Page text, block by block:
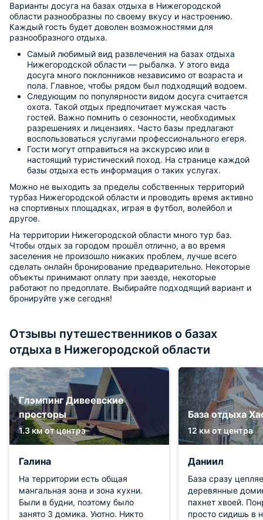
Варианты досуга на базах отдыха в Нижегородской
области разнообразны по своему вкусу и настроению.
Каждый гость будет доволен возможностями для
разнообразного отдыха.
Самый любимый вид развлечения на базах отдыха
Нижегородской области — рыбалка. У этого вида
досуга много поклонников независимо от возраста и
пола. Главное, чтобы рядом был подходящий водоем.
Следующим по популярности видом досуга считается
охота. Такой отдых предпочитает мужская часть
гостей. Важно помнить о сезонности, необходимых
разрешениях и лицензиях. Часто базы предлагают
воспользоваться услугами профессионального егеря.
Гости могут отправиться на экскурсию или в
настоящий туристический поход. На странице каждой
базы отдыха есть информация о таких услугах.
Можно не выходить за пределы собственных территорий
турбаз Нижегородской области и проводить время активно
на спортивных площадках, играя в футбол, волейбол и
другое.
На территории Нижегородской области много тур баз.
Чтобы отдых за городом прошёл отлично, а во время
заселения не произошло никаких проблем, лучше всего
сделать онлайн бронирование предварительно. Некоторые
объекты принимают оплату при заезде, некоторые
работают по предоплате. Выбирайте подходящий вариант и
бронируйте уже сегодня!
Отзывы путешественников о базах
отдыха в Нижегородской области
Глэмпинг Дивеевские
просторы
1.3 км от центра
Галина
На территории есть общая
мангальная зона и зона кухни.
Были в будни, поэтому было
занято 3 домика. Уютно. Никто
База отдыха
12 км от центра
Даниил
База сразу
деревянные
пахнет хвоей.
просто сидишь в